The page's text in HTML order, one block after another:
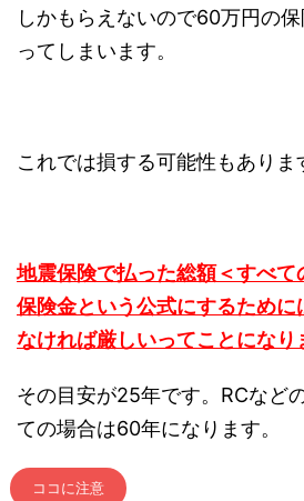
しかもらえないので60万円の
ってしまいます。
これでは損する可能性もありま
地震保険で払った総額＜すべ
保険金という公式にするために
なければ厳しいってことになり
その目安が25年です。RCなど
ての場合は60年になります。
ココに注意